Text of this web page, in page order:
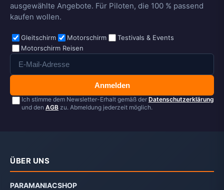
ausgewählte Angebote. Für Piloten, die 100 % passend
kaufen wollen.
Gleitschirm Motorschirm
Testivals & Events
Motorschirm Reisen
Anmelden
Ich stimme dem Newsletter-Erhalt gemäß der Datenschutzerklärung
und den AGB zu. Abmeldung jederzeit möglich.
ÜBER UNS
PARAMANIACSHOP